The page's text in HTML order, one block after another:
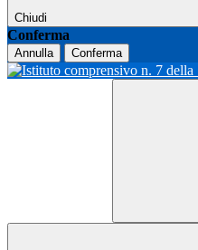
Chiudi
Conferma
Annulla Conferma